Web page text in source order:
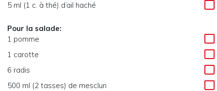
5 ml (1 c. à thé) d’ail haché
Pour la salade:
1 pomme
1 carotte
6 radis
500 ml (2 tasses) de mesclun